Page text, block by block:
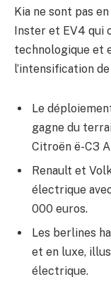
Kia ne sont pas
Inster et EV4 qui
technologique et
l’intensification
Le
gagne du
Citroën ë-C3
Renault et
électrique
000 euros.
Les berlines
et en luxe,
électrique.